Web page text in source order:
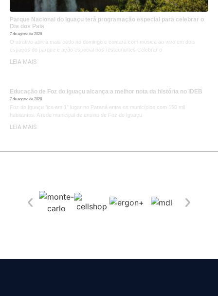
Parque Nacional do Iguaçu terá programação especial para celebrar o
Dia dos Pais
7 de agosto de 2026
O atrativo abrirá mais cedo no domingo e contará com música ao vivo em dois
espaços do parque e ação especial nos restaurantes Celebrar o
LEIA MAIS
Educação de Foz do Iguaçu alcança a melhor nota da história no IDEB
7 de agosto de 2026
Foz do Iguaçu fica em 1° lugar no Paraná entre os municípios com 150 mil
habitantes. A rede municipal de ensino de Foz do Iguaçu
LEIA MAIS